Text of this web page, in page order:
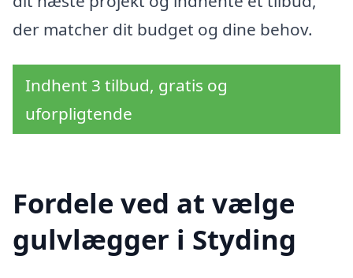
der matcher dit budget og dine behov.
Indhent 3 tilbud, gratis og
uforpligtende
Fordele ved at vælge
gulvlægger i Styding